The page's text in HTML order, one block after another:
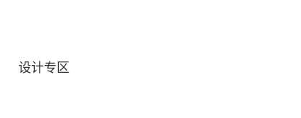
设计专区